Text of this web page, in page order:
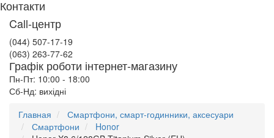
Контакти
Call-центр
(044) 507-17-19
(063) 263-77-62
Графік роботи інтернет-магазину
Пн-Пт: 10:00 - 18:00
Сб-Нд: вихідні
Главная
Смартфони, смарт-годинники, аксесуари
Смартфони
Honor